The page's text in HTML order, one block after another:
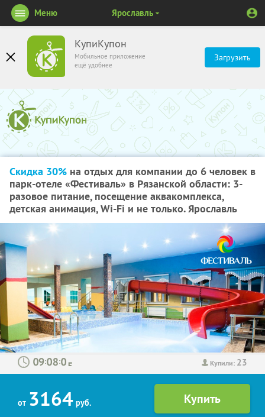
КупиКупон
Мобильное приложение
ещё удобнее
Загрузить
Меню Ярославль
Скидка 30% на отдых для компании до 6 человек в
парк-отеле «Фестиваль» в Рязанской области: 3-
разовое питание, посещение аквакомплекса,
детская анимация, Wi-Fi и не только. Ярославль
Купили: 23
: :
от 3164 руб.